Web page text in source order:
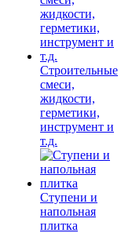
Строительные
смеси,
жидкости,
герметики,
инструмент и
т.д.
Ступени и
напольная
плитка